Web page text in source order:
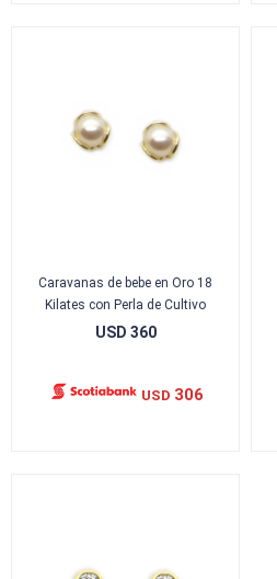
Caravanas de bebe en Oro 18
Kilates con Perla de Cultivo
USD 360
USD 306